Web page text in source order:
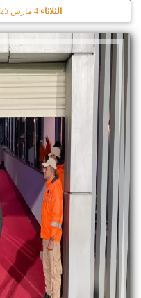
الثلاثاء 4 مارس 2025